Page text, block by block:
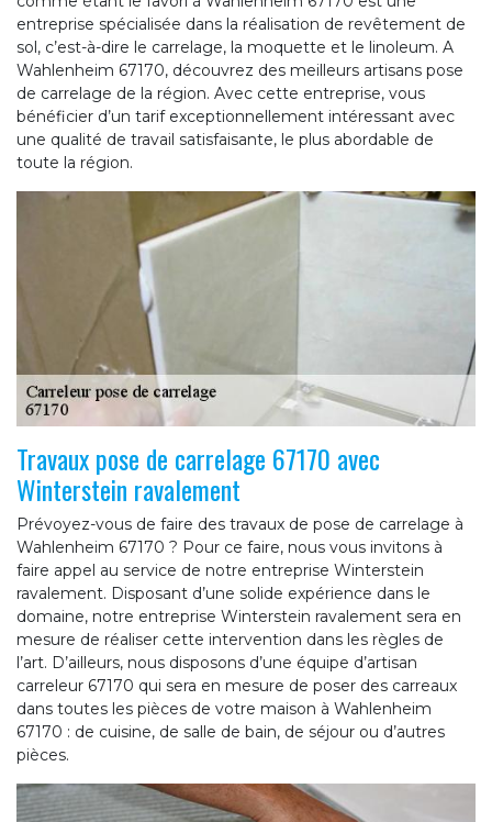
entreprise spécialisée dans la réalisation de revêtement de
sol, c’est-à-dire le carrelage, la moquette et le linoleum. A
Wahlenheim 67170, découvrez des meilleurs artisans pose
de carrelage de la région. Avec cette entreprise, vous
bénéficier d’un tarif exceptionnellement intéressant avec
une qualité de travail satisfaisante, le plus abordable de
toute la région.
Travaux pose de carrelage 67170 avec
Winterstein ravalement
Prévoyez-vous de faire des travaux de pose de carrelage à
Wahlenheim 67170 ? Pour ce faire, nous vous invitons à
faire appel au service de notre entreprise Winterstein
ravalement. Disposant d’une solide expérience dans le
domaine, notre entreprise Winterstein ravalement sera en
mesure de réaliser cette intervention dans les règles de
l’art. D’ailleurs, nous disposons d’une équipe d’artisan
carreleur 67170 qui sera en mesure de poser des carreaux
dans toutes les pièces de votre maison à Wahlenheim
67170 : de cuisine, de salle de bain, de séjour ou d’autres
pièces.